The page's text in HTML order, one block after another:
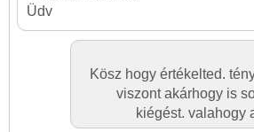
Üdv
Kösz hogy értékelted.
viszont akárhogy is
kiégést. valahogy